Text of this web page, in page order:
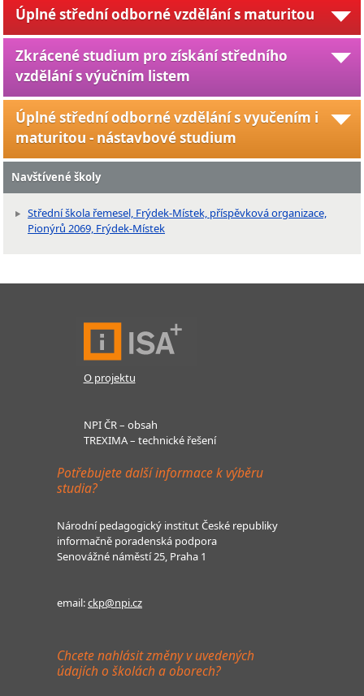
Úplné střední odborné vzdělání s maturitou
Zkrácené studium pro získání středního
vzdělání s výučním listem
Úplné střední odborné vzdělání s vyučením i
maturitou - nástavbové studium
Navštívené školy
Střední škola řemesel, Frýdek-Místek, příspěvková organizace,
Pionýrů 2069, Frýdek-Místek
O projektu
NPI ČR – obsah
TREXIMA – technické řešení
Potřebujete další informace k výběru
studia?
Národní pedagogický institut České republiky
informačně poradenská podpora
Senovážné náměstí 25, Praha 1
email:ckp@npi.cz
Chcete nahlásit změny v uvedených
údajích o školách a oborech?